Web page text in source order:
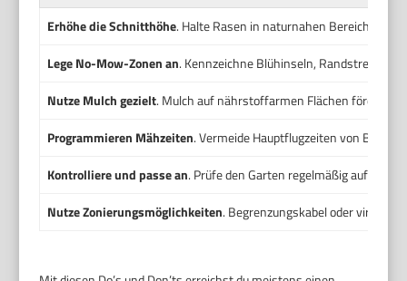
Erhöhe die Schnitthöhe. Halte Rasen in naturnahen Bereichen bei
Lege No-Mow-Zonen an. Kennzeichne Blühinseln, Randstreifen
Nutze Mulch gezielt. Mulch auf nährstoffarmen Flächen fördert
Programmieren Mähzeiten. Vermeide Hauptflugzeiten von
Kontrolliere und passe an. Prüfe den Garten regelmäßig auf
Nutze Zonierungsmöglichkeiten. Begrenzungskabel oder virtuelle